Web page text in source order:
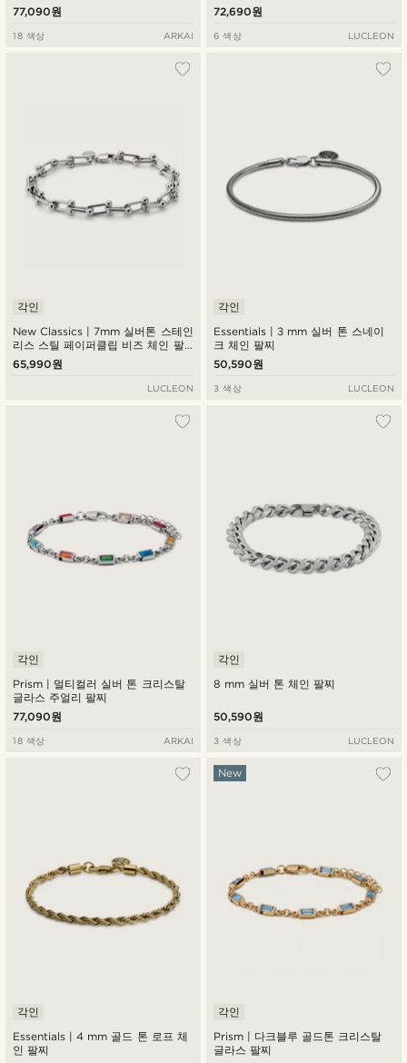
77,090원
18 색상 ARKAI
72,690원
6 색상 LUCLEON
New Classics | 7mm 실버톤 스테인
리스 스틸 페이퍼클립 비즈 체인 팔
찌
각인
65,990원
LUCLEON
Essentials | 3 mm 실버 톤 스네이
크 체인 팔찌
각인
50,590원
3 색상 LUCLEON
Prism | 멀티컬러 실버 톤 크리스탈
글라스 주얼리 팔찌
각인
77,090원
18 색상 ARKAI
8 mm 실버 톤 체인 팔찌
각인
50,590원
3 색상 LUCLEON
Essentials | 4 mm 골드 톤 로프 체
인 팔찌
각인
Prism | 다크블루 골드톤 크리스탈
글라스 팔찌
New
각인